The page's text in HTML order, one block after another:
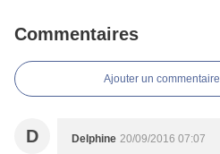
Commentaires
Ajouter un commentaire
D Delphine 20/09/2016 07:07